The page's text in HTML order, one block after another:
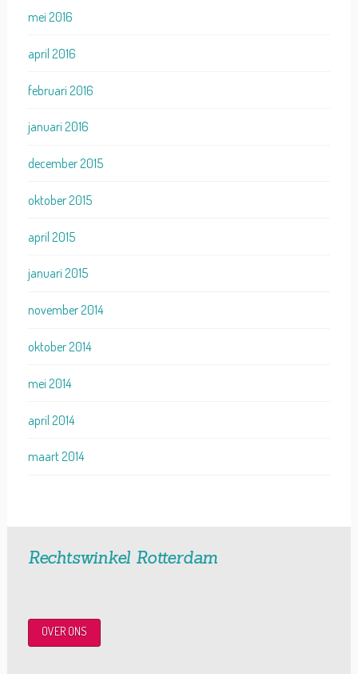
mei 2016
april 2016
februari 2016
januari 2016
december 2015
oktober 2015
april 2015
januari 2015
november 2014
oktober 2014
mei 2014
april 2014
maart 2014
Rechtswinkel Rotterdam
OVER ONS